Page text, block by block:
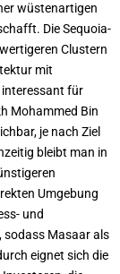
wüstenartigen
Die Sequoia-
Clustern
mit
interessant für
Mohammed Bin
je nach Ziel
bleibt man in
Umgebung
und
sodass Masaar als
eignet sich die